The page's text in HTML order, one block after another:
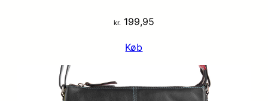
kr. 199,95
Køb